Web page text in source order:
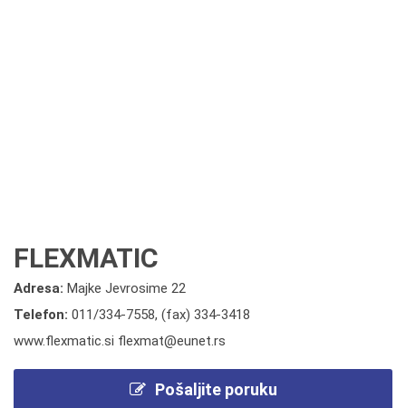
FLEXMATIC
Adresa: Majke Jevrosime 22
Telefon: 011/334-7558, (fax) 334-3418
www.flexmatic.si flexmat@eunet.rs
Pošaljite poruku